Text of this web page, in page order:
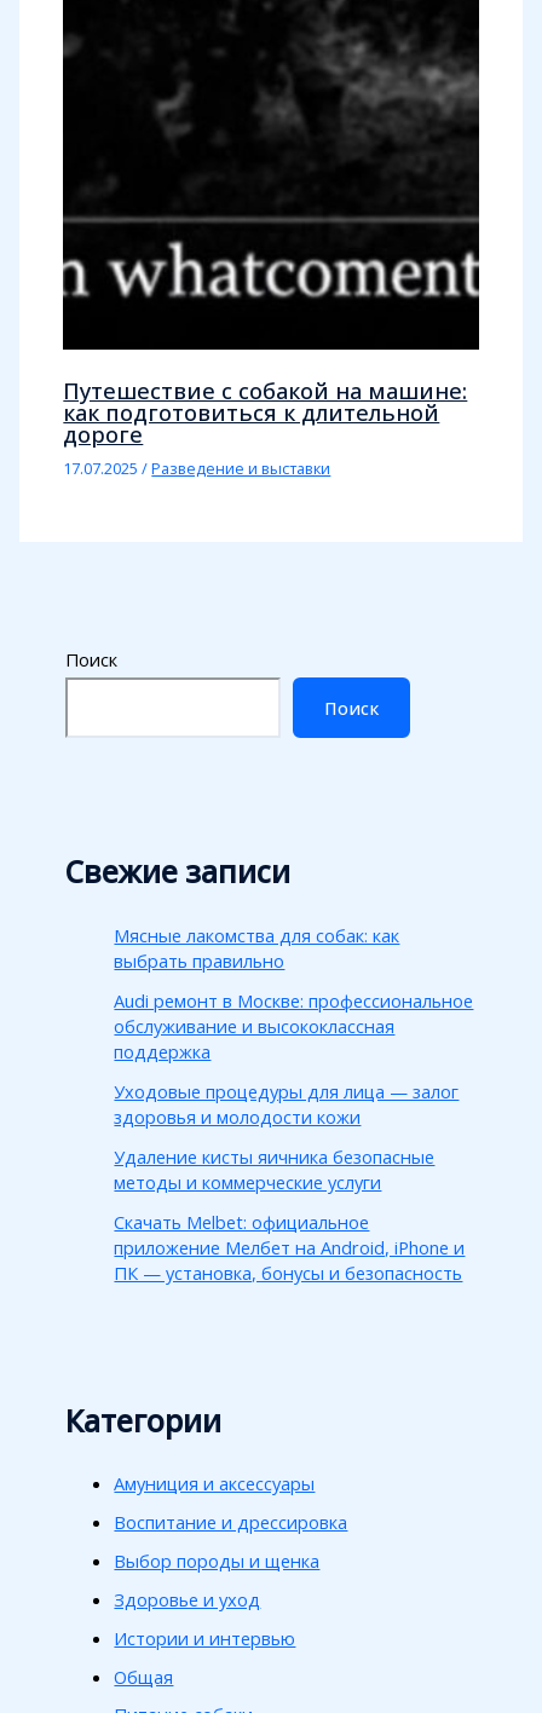
Путешествие с собакой на машине:
как подготовиться к длительной
дороге
17.07.2025/Разведение и выставки
Поиск
Поиск
Свежие записи
Мясные лакомства для собак: как
выбрать правильно
Audi ремонт в Москве: профессиональное
обслуживание и высококлассная
поддержка
Уходовые процедуры для лица — залог
здоровья и молодости кожи
Удаление кисты яичника безопасные
методы и коммерческие услуги
Скачать Melbet: официальное
приложение Мелбет на Android, iPhone и
ПК — установка, бонусы и безопасность
Категории
Амуниция и аксессуары
Воспитание и дрессировка
Выбор породы и щенка
Здоровье и уход
Истории и интервью
Общая